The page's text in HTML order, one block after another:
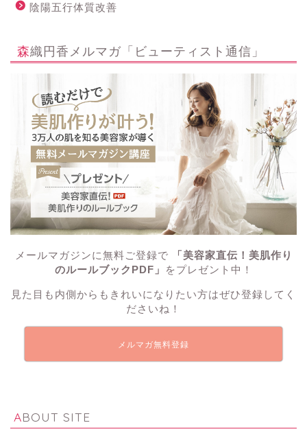
陰陽五行体質改善
森織円香メルマガ「ビューティスト通信」
メールマガジンに無料ご登録で
「美容家直伝！美肌作り
のルールブックPDF」
をプレゼント中！
見た目も内側からもきれいになりたい方はぜひ登録してく
ださいね！
メルマガ無料登録
ABOUT SITE